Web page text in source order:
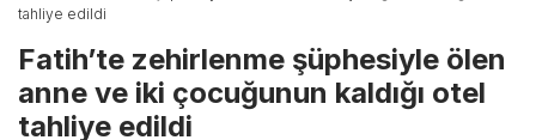
tahliye edildi
Fatih’te zehirlenme şüphesiyle ölen
anne ve iki çocuğunun kaldığı otel
tahliye edildi